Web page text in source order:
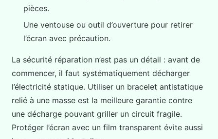
pièces.
Une ventouse ou outil d’ouverture pour retirer
l’écran avec précaution.
La sécurité réparation n’est pas un détail : avant de
commencer, il faut systématiquement décharger
l’électricité statique. Utiliser un bracelet antistatique
relié à une masse est la meilleure garantie contre
une décharge pouvant griller un circuit fragile.
Protéger l’écran avec un film transparent évite aussi